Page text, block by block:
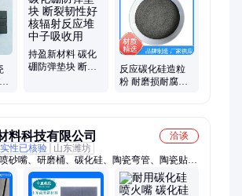
持盈新材料 碳化
硼防弹垫块 断裂
反应碳化硅造粒
粉 耐磨损耐腐蚀
料科技有限公司
洽谈
性已核验
山东潍坊
砂嘴、研磨桶、碳化硅、陶瓷弯管、陶瓷贴
瓷板材、梁高温、长辊棒、耐火板、空心梁、
嘴、横梁支架、管道内衬、棚板定制、高冷风